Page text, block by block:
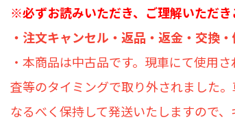
※必ずお読みいただき、ご理解いただ
・注文キャンセル・返品・返金・交換
・本商品は中古品です。現車にて使用
査等のタイミングで取り外されました
なるべく保持して発送いたしますので